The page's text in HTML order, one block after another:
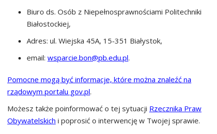
Biuro ds. Osób z Niepełnosprawnościami Politechniki
Białostockiej,
Adres: ul. Wiejska 45A, 15-351 Białystok,
email: wsparcie.bon@pb.edu.pl.
Pomocne mogą być informacje, które można znaleźć na
rządowym portalu gov.pl.
Możesz także poinformować o tej sytuacji Rzecznika Praw
Obywatelskich i poprosić o interwencję w Twojej sprawie.